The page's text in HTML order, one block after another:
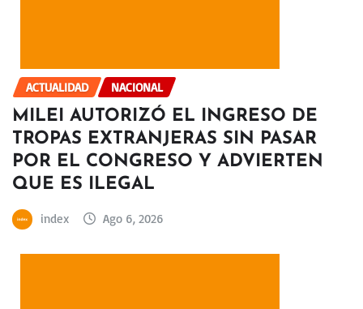
ACTUALIDAD NACIONAL
MILEI AUTORIZÓ EL INGRESO DE
TROPAS EXTRANJERAS SIN PASAR
POR EL CONGRESO Y ADVIERTEN
QUE ES ILEGAL
index Ago 6, 2026